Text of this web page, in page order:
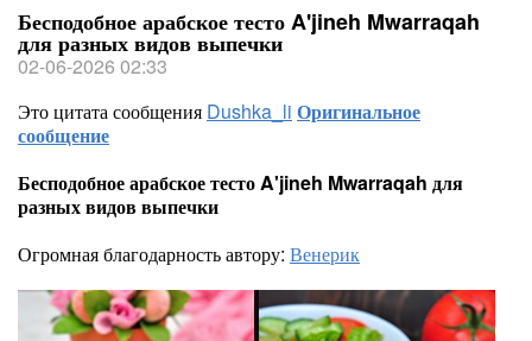
Бесподобное арабское тесто A'jineh Mwarraqah
для разных видов выпечки
02-06-2026 02:33
Это цитата сообщения Dushka_li Оригинальное
сообщение
Бесподобное арабское тесто A'jineh Mwarraqah для
разных видов выпечки
Огромная благодарность автору: Венерик